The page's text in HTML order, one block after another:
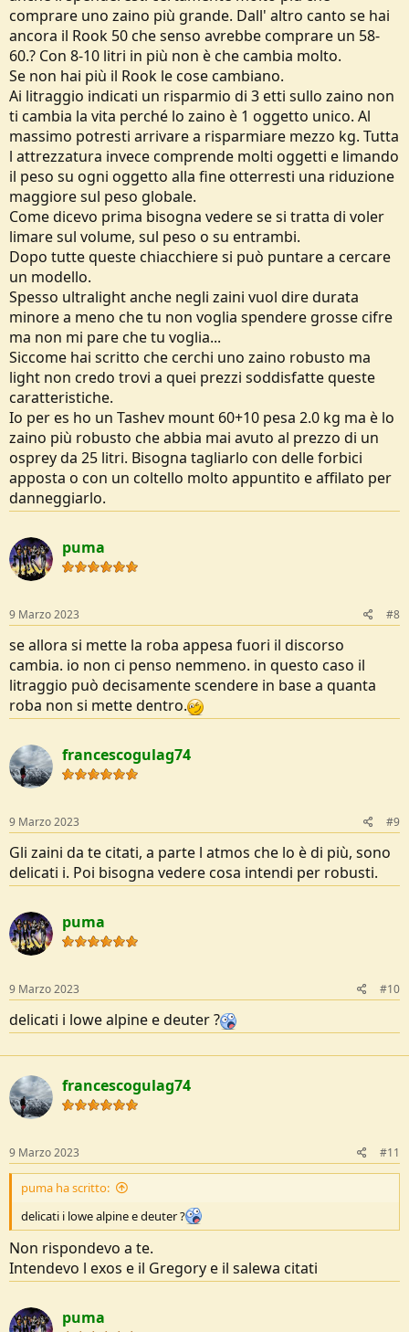
regolabile, a quanto pare in plastica. A parte questo sembra avere
tutte le caratteristiche che cerco in uno zaino. Peso 1.3kg. Manca la
tasca con la rain-cover ma eventualmente utilizzerei una che ho già.
-Gregory Focal 58, circa 180€
https://eu.gregorypacks.com/it-it/focal-58-l-ozone-black/141333-
7416.html
Grosso competitore del Exos 58, nelle varie recensioni c'è chi lo
preferisce. Circa le stesse caratteristiche con schienale a rete
traspirante, ma non regolabile, probabilmente con materiali più
resistenti 100D e fondo da 210D nylon (rispetto a 100D dell'Osprey).
Peso 1.3kg. E' presente la rain-cover.
-Salewa Trek Mate 55+5, circa 140€
https://www.salewa.com/it-it/trek-mate-zaino-555l-uomo-00-
0000001290?c=616660&listing=1
A parte leggere la scheda tecnica, non ho trovato recensioni su
internet. Da attenersi dunque alla descrizione di Salewa o a possibili
vostri pareri. Peso 1.4kg. Ha più tasche, cerniera centrale e
scompartimento in fondo allo zaino per tenda/sacco a pelo. E'
presente un sistema di regolazione del torso che dovrebbe essere
modulabile a velcro come quello presente su un altro zaino, il
Salewa Alptrek 55+10 che trovate in questo video (
dello schienale soprattutto in giornate calde. A parte questo
in Poliestere.
-Osprey Atmos AG LT 50 o 65L, 190/200€
https://www.ospreyeurope.com/shop/it_it/osprey-atmos-ag-lt-65-
s23
menzionati e il più "pesante" con 1.9kg.
Quest'ultimo sembra avere una marcia in più, sarà dovuto alla fama
del marchio. Materiale Nylon riciclato 210D, cerniere laterali, sistema
prodotto, le recensioni sembrano altrettanto buone e dalla fattura
in generale più resistente di un normale ultralight con possibilità di
carico maggiori.
Per concludere, L'exos è quello che mi piace di più tra tutti, sarebbe
Grazie a chi risponderà e chi vorrà esprimere opinioni anche su altri
possibili zaini.
comprare uno zaino più grande. Dall' altro canto se hai
ancora il Rook 50 che senso avrebbe comprare un 58-
60.? Con 8-10 litri in più non è che cambia molto.
Se non hai più il Rook le cose cambiano.
Ai litraggio indicati un risparmio di 3 etti sullo zaino non
ti cambia la vita perché lo zaino è 1 oggetto unico. Al
massimo potresti arrivare a risparmiare mezzo kg. Tutta
l attrezzatura invece comprende molti oggetti e limando
il peso su ogni oggetto alla fine otterresti una riduzione
maggiore sul peso globale.
Come dicevo prima bisogna vedere se si tratta di voler
limare sul volume, sul peso o su entrambi.
Dopo tutte queste chiacchiere si può puntare a cercare
un modello.
Spesso ultralight anche negli zaini vuol dire durata
minore a meno che tu non voglia spendere grosse cifre
ma non mi pare che tu voglia...
Siccome hai scritto che cerchi uno zaino robusto ma
light non credo trovi a quei prezzi soddisfatte queste
caratteristiche.
Io per es ho un Tashev mount 60+10 pesa 2.0 kg ma è lo
zaino più robusto che abbia mai avuto al prezzo di un
osprey da 25 litri. Bisogna tagliarlo con delle forbici
apposta o con un coltello molto appuntito e affilato per
danneggiarlo.
puma
9 Marzo 2023 #8
se allora si mette la roba appesa fuori il discorso
cambia. io non ci penso nemmeno. in questo caso il
litraggio può decisamente scendere in base a quanta
roba non si mette dentro.
francescogulag74
9 Marzo 2023 #9
Gli zaini da te citati, a parte l atmos che lo è di più, sono
delicati i. Poi bisogna vedere cosa intendi per robusti.
puma
9 Marzo 2023 #10
delicati i lowe alpine e deuter ?
francescogulag74
9 Marzo 2023 #11
puma ha scritto:
delicati i lowe alpine e deuter ?
Non rispondevo a te.
Intendevo l exos e il Gregory e il salewa citati
puma